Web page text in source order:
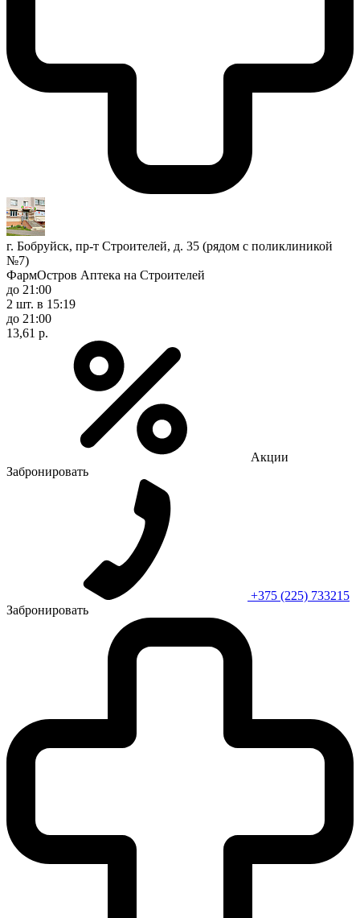
г. Бобруйск, пр-т Строителей, д. 35 (рядом с поликлиникой
№7)
ФармОстров Аптека на Строителей
до 21:00
2 шт. в 15:19
до 21:00
13,61 р.
Акции
Забронировать
+375 (225) 733215
Забронировать